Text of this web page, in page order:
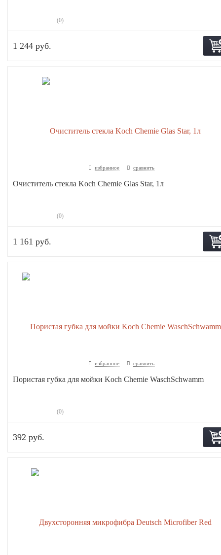
(0)
1 244 руб.
избранное сравнить
Очиститель стекла Koch Chemie Glas Star, 1л
(0)
1 161 руб.
избранное сравнить
Пористая губка для мойки Koch Chemie WaschSchwamm
(0)
392 руб.